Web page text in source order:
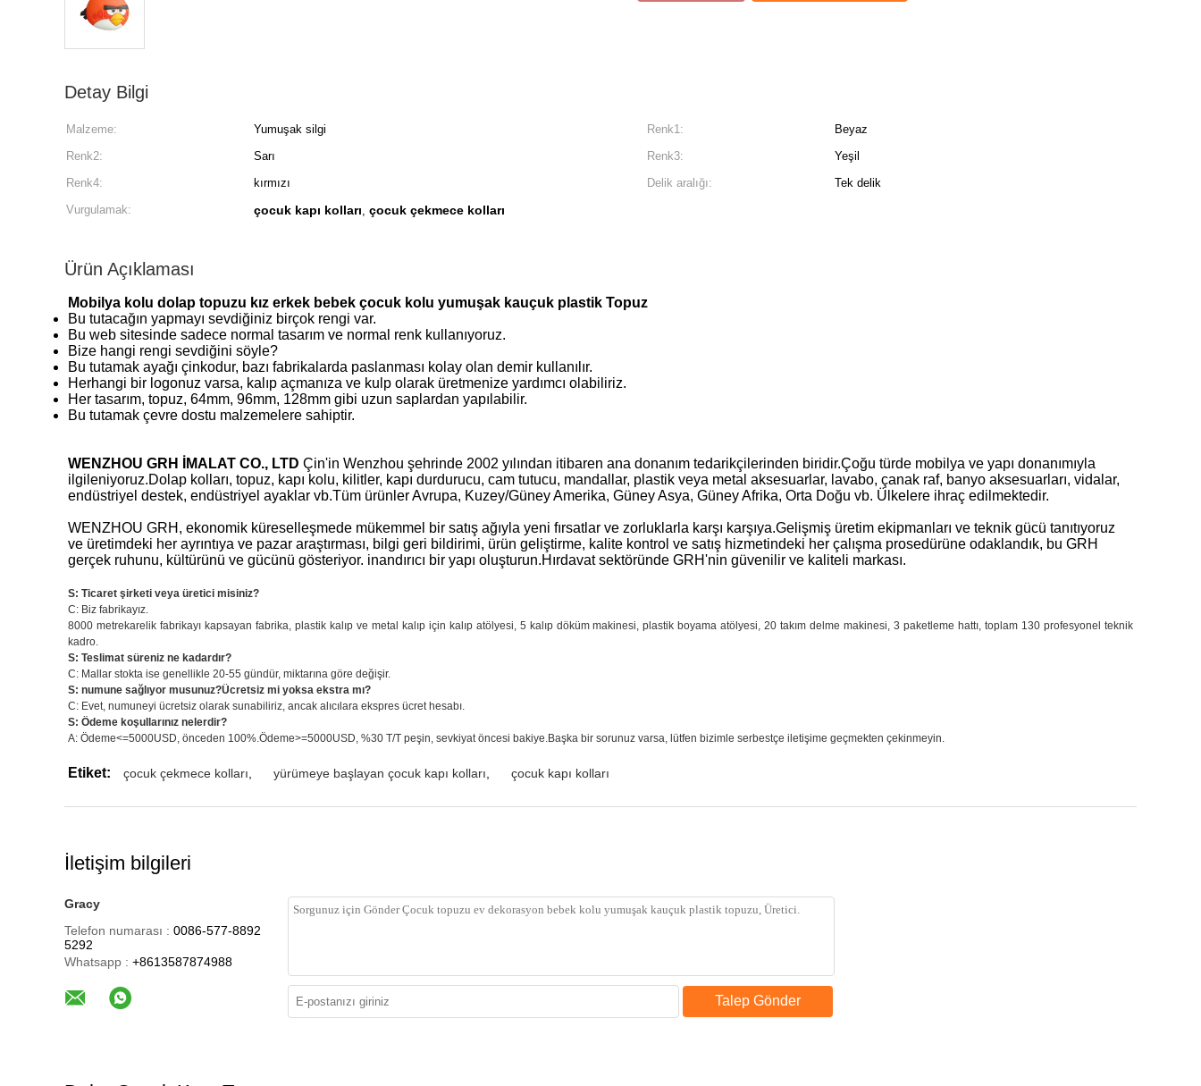
Detay Bilgi
Malzeme: Yumuşak silgi Renk1:
Beyaz
Renk2:
Sarı Renk3:
Yeşil
Renk4:
kırmızı Delik aralığı:
Tek delik
Vurgulamak:
çocuk kapı kolları, çocuk çekmece kolları
Ürün Açıklaması
Mobilya kolu dolap topuzu kız erkek bebek çocuk kolu yumuşak kauçuk plastik Topuz
Bu tutacağın yapmayı sevdiğiniz birçok rengi var.
Bu web sitesinde sadece normal tasarım ve normal renk kullanıyoruz.
Bize hangi rengi sevdiğini söyle?
Bu tutamak ayağı çinkodur, bazı fabrikalarda paslanması kolay olan demir kullanılır.
Herhangi bir logonuz varsa, kalıp açmanıza ve kulp olarak üretmenize yardımcı olabiliriz.
Her tasarım, topuz, 64mm, 96mm, 128mm gibi uzun saplardan yapılabilir.
Bu tutamak çevre dostu malzemelere sahiptir.
WENZHOU GRH İMALAT CO., LTD Çin'in Wenzhou şehrinde 2002 yılından itibaren ana donanım tedarikçilerinden biridir.Çoğu türde mobilya ve yapı donanımıyla
ilgileniyoruz.Dolap kolları, topuz, kapı kolu, kilitler, kapı durdurucu, cam tutucu, mandallar, plastik veya metal aksesuarlar, lavabo, çanak raf, banyo aksesuarları, vidalar,
endüstriyel destek, endüstriyel ayaklar vb.Tüm ürünler Avrupa, Kuzey/Güney Amerika, Güney Asya, Güney Afrika, Orta Doğu vb. Ülkelere ihraç edilmektedir.
WENZHOU GRH, ekonomik küreselleşmede mükemmel bir satış ağıyla yeni fırsatlar ve zorluklarla karşı karşıya.Gelişmiş üretim ekipmanları ve teknik gücü tanıtıyoruz
ve üretimdeki her ayrıntıya ve pazar araştırması, bilgi geri bildirimi, ürün geliştirme, kalite kontrol ve satış hizmetindeki her çalışma prosedürüne odaklandık, bu GRH
gerçek ruhunu, kültürünü ve gücünü gösteriyor. inandırıcı bir yapı oluşturun.Hırdavat sektöründe GRH'nin güvenilir ve kaliteli markası.
S: Ticaret şirketi veya üretici misiniz?
C: Biz fabrikayız.
8000 metrekarelik fabrikayı kapsayan fabrika, plastik kalıp ve metal kalıp için kalıp atölyesi, 5 kalıp döküm makinesi, plastik boyama atölyesi, 20 takım delme makinesi, 3 paketleme hattı, toplam 130 profesyonel teknik
kadro.
S: Teslimat süreniz ne kadardır?
C: Mallar stokta ise genellikle 20-55 gündür, miktarına göre değişir.
S: numune sağlıyor musunuz?Ücretsiz mi yoksa ekstra mı?
C: Evet, numuneyi ücretsiz olarak sunabiliriz, ancak alıcılara ekspres ücret hesabı.
S: Ödeme koşullarınız nelerdir?
A: Ödeme<=5000USD, önceden 100%.Ödeme>=5000USD, %30 T/T peşin, sevkiyat öncesi bakiye.Başka bir sorunuz varsa, lütfen bizimle serbestçe iletişime geçmekten çekinmeyin.
Etiket: çocuk çekmece kolları yürümeye başlayan çocuk kapı kolları çocuk kapı kolları
İletişim bilgileri
Gracy
Telefon numarası : 0086-577-8892
5292
Whatsapp : +8613587874988
Talep Gönder